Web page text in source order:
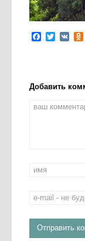
Facebook
Twitter
VK
Добавить